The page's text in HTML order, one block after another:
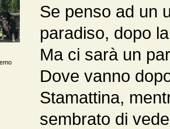
Se penso ad un
paradiso, dopo
Ma ci sarà un
Dove vanno
Stamattina,
sembrato di